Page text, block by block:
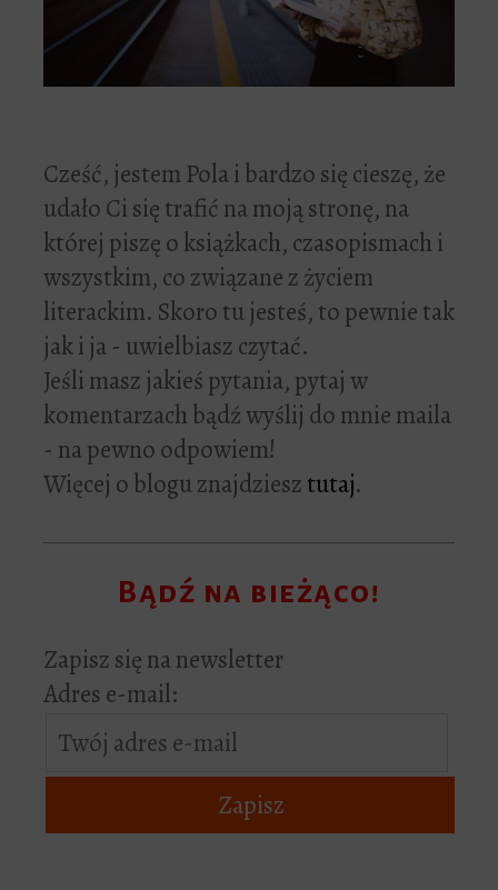
Cześć, jestem Pola i bardzo się cieszę, że
udało Ci się trafić na moją stronę, na
której piszę o książkach, czasopismach i
wszystkim, co związane z życiem
literackim. Skoro tu jesteś, to pewnie tak
jak i ja - uwielbiasz czytać.
Jeśli masz jakieś pytania, pytaj w
komentarzach bądź wyślij do mnie maila
- na pewno odpowiem!
Więcej o blogu znajdziesztutaj.
Bądź na bieżąco!
Zapisz się na newsletter
Adres e-mail: